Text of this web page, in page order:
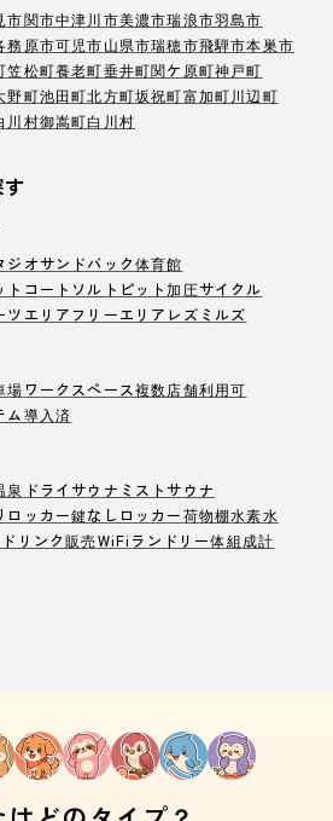
市関市中津川市美濃市瑞浪市羽島市
務原市可児市山県市瑞穂市飛騨市本巣市
笠松町養老町垂井町関ケ原町神戸町
野町池田町北方町坂祝町富加町川辺町
川村御嵩町白川村
ジオサンドバック体育館
トコート ソルトピット加圧サイクル
ツエリア フリーエリア レズミルズ
場ワークスペース複数店舗利用可
ム導入済
泉 ドライサウナ ミストサウナ
ロッカー鍵なしロッカー荷物棚水素水
リンク販売WiFi ランドリー体組成計